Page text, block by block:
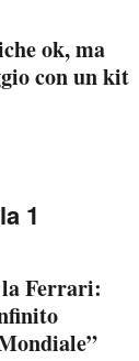
ok, ma
con un kit
1
la Ferrari: